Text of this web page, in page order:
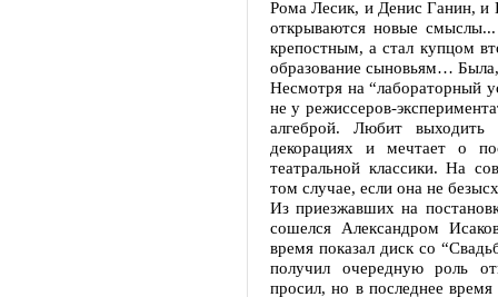
Рома Лесик, и Денис Ганин, и
открываются новые
крепостным, а стал купцом
образование сыновьям…
Несмотря на “лабораторный
не у режиссеров-
алгеброй. Любит
декорациях и мечтает о
театральной классики. На
том случае, если она не
Из приезжавших на
сошелся Александром
время показал диск со
получил очередную роль
просил, но в последнее время